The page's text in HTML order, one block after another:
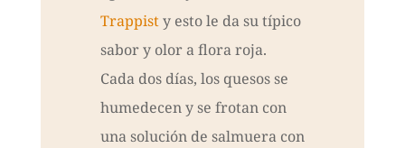
Trappisty esto le da su típico
sabor y olor a flora roja.
Cada dos días, los quesos se
humedecen y se frotan con
una solución de salmuera con